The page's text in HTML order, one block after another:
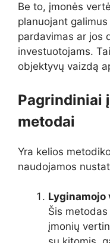
Be to, įmonės
planuojant
pardavimas ar jos
investuotojams.
objektyvų vaizdą
Pagrindiniai
metodai
Yra kelios
naudojamos
Lyginamojo
Šis
įmonių